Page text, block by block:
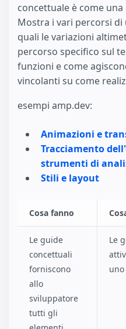
concettuale è come
Mostra i vari percorsi
quali le variazioni
percorso specifico sul
funzioni e come
vincolanti su come
esempi amp.dev:
Animazioni e
Tracciamento
strumenti di
Stili e layout
Cosa fanno
Le guide
concettuali
forniscono
allo
sviluppatore
tutti gli
Le